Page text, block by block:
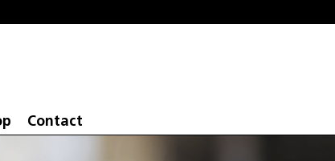
Contact